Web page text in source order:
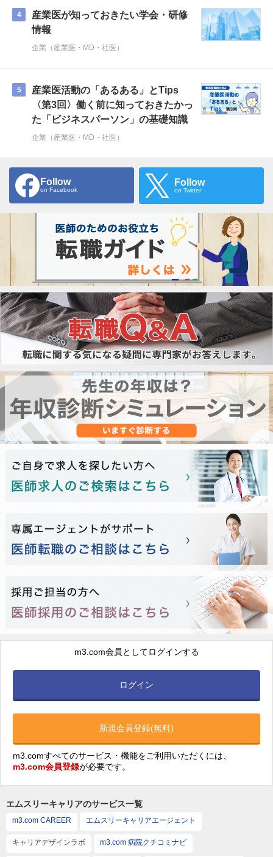
4
産業医が知っておきたい学会・研修
情報
企業（産業医・MD・社医）
5
産業医活動の「あるある」とTips
〈第3回〉働く前に知っておきたかっ
た「ビジネスパーソン」の基礎知識
企業（産業医・MD・社医）
Follow
on Facebook
Follow
on Twitter
m3.com会員としてログインする
ログイン
新規会員登録(無料)
m3.comすべてのサービス・機能をご利用いただくには、
m3.com会員登録が必要です。
エムスリーキャリアのサービス一覧
m3.com CAREER エムスリーキャリアエージェント
キャリアデザインラボ m3.com 病院クチコミナビ